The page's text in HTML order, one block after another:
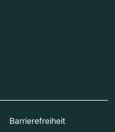
Barrierefreiheit